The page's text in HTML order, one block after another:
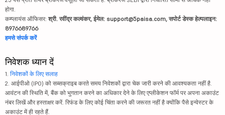
होगा.
कम्प्लायंस ऑफिसर: श्री. रवींद्र कल्वंकर, ईमेल: support@5paisa.com, सपोर्ट डेस्क हेल्पलाइन:
8976689766
हमसे संपर्क करें
निवेशक ध्यान दें
1. निवेशकों के लिए सलाह
2. आईपीओ (IPO) को सब्सक्राइब करते समय निवेशकों द्वारा चेक जारी करने की आवश्यकता नहीं है.
आवंटन की स्थिति में, बैंक को भुगतान करने का अधिकार देने के लिए एप्लीकेशन फॉर्म पर अपना अकाउंट
नंबर लिखें और हस्ताक्षर करें. रिफंड के लिए कोई चिंता करने की जरूरत नहीं है क्योंकि पैसे इन्वेस्टर के
अकाउंट में ही रहते हैं.